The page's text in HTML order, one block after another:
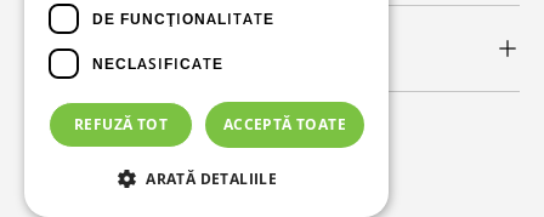
Newsletter
Metode de plată acceptate
Bunzl Romania.
DE FUNCŢIONALITATE
NECLASIFICATE
ACCEPTĂ TOATE
REFUZĂ TOT
ARATĂ DETALIILE